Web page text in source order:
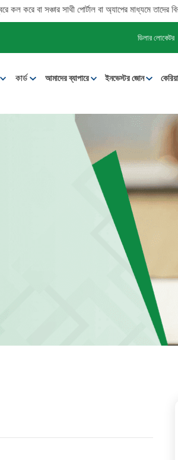
সাথী পোর্টাল বা অ্যাপের মাধ্যমে তাদের বিরুদ্ধে
ডিলার লোকেটর
কার্ড আমাদের ব্যাপারে ইনভেস্টর জোন